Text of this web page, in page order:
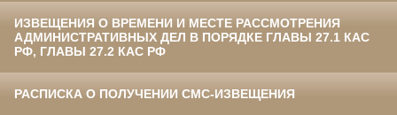
ИЗВЕЩЕНИЯ О ВРЕМЕНИ И МЕСТЕ РАССМОТРЕНИЯ
АДМИНИСТРАТИВНЫХ ДЕЛ В ПОРЯДКЕ ГЛАВЫ 27.1 КАС
РФ, ГЛАВЫ 27.2 КАС РФ
РАСПИСКА О ПОЛУЧЕНИИ СМС-ИЗВЕЩЕНИЯ